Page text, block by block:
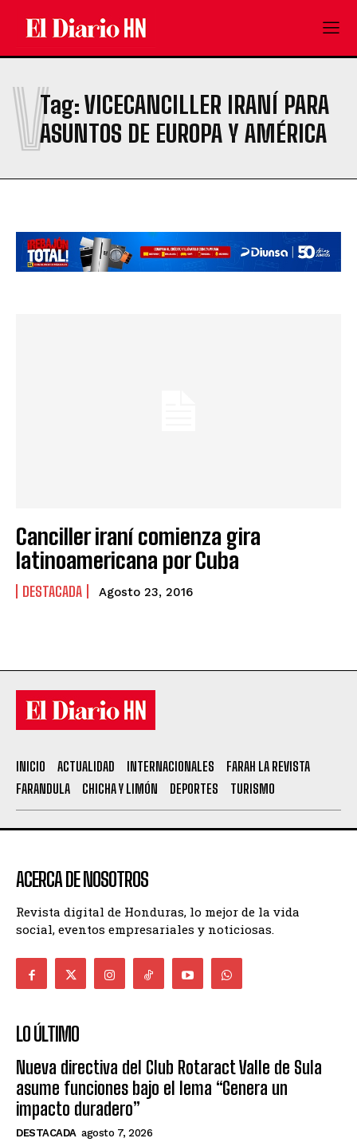
Tag:VICECANCILLER IRANÍ PARA
ASUNTOS DE EUROPA Y AMÉRICA
V
Canciller iraní comienza gira
latinoamericana por Cuba
DESTACADA Agosto 23, 2016
INICIO ACTUALIDAD INTERNACIONALES
FARAH LA REVISTA
FARANDULA
CHICHA Y LIMÓN DEPORTES TURISMO
ACERCA DE NOSOTROS
Revista digital de Honduras, lo mejor de la vida
social, eventos empresariales y noticiosas.
LO ÚLTIMO
Nueva directiva del Club Rotaract Valle de Sula
asume funciones bajo el lema “Genera un
impacto duradero”
DESTACADA agosto 7, 2026